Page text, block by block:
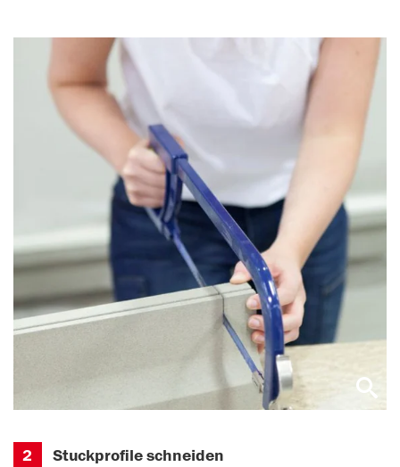
2 Stuckprofile schneiden